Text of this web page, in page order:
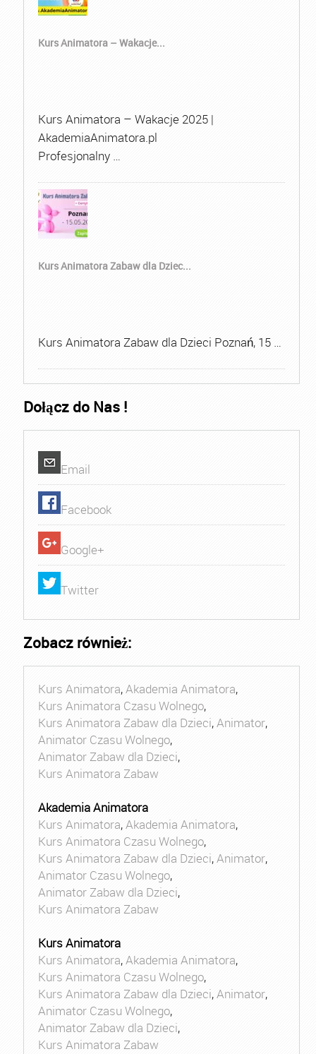
Kurs Animatora – Wakacje...
Kurs Animatora – Wakacje 2025 |
AkademiaAnimatora.pl
Profesjonalny …
Kurs Animatora Zabaw dla Dziec...
Kurs Animatora Zabaw dla Dzieci Poznań, 15 …
Dołącz do Nas !
Email
Facebook
Google+
Twitter
Zobacz również:
Kurs Animatora,Akademia Animatora,
Kurs Animatora Czasu Wolnego,
Kurs Animatora Zabaw dla Dzieci,Animator,
Animator Czasu Wolnego,
Animator Zabaw dla Dzieci,
Kurs Animatora Zabaw
Akademia Animatora
Kurs Animatora,Akademia Animatora,
Kurs Animatora Czasu Wolnego,
Kurs Animatora Zabaw dla Dzieci,Animator,
Animator Czasu Wolnego,
Animator Zabaw dla Dzieci,
Kurs Animatora Zabaw
Kurs Animatora
Kurs Animatora,Akademia Animatora,
Kurs Animatora Czasu Wolnego,
Kurs Animatora Zabaw dla Dzieci,Animator,
Animator Czasu Wolnego,
Animator Zabaw dla Dzieci,
Kurs Animatora Zabaw